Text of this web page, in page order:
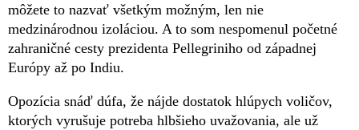
môžete to nazvať všetkým možným, len nie
medzinárodnou izoláciou. A to som nespomenul početné
zahraničné cesty prezidenta Pellegriniho od západnej
Európy až po Indiu.
Opozícia snáď dúfa, že nájde dostatok hlúpych voličov,
ktorých vyrušuje potreba hlbšieho uvažovania, ale už